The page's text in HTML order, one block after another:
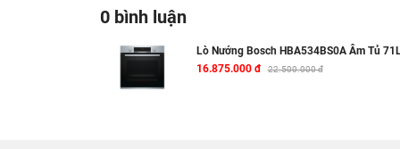
0 bình luận
Lò Nướng Bosch HBA534BS0A Âm Tủ
16.875.000 đ
22.500.000 đ